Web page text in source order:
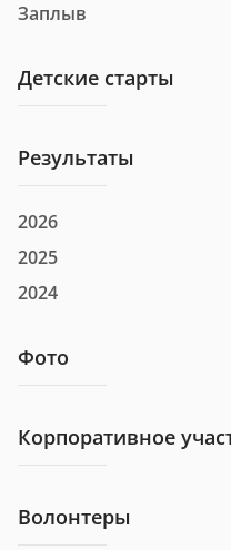
Фамилия и имя
Город
Город
Заплыв
Детские старты
Результаты
2026
2025
2024
Фото
Корпоративное
Волонтеры